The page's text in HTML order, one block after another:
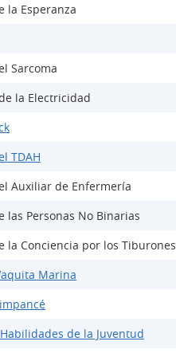
la Esperanza
Sarcoma
la Electricidad
TDAH
Auxiliar de Enfermería
las Personas No Binarias
la Conciencia por los Tiburones
Marina
de la Juventud